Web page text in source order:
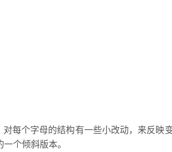
每个字母的结构有一些小改动，来反映变
个倾斜版本。